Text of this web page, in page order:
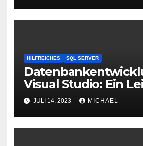
HILFREICHES SQL SERVER
Visual Studio: Ein
zur Einrichtung und
Konfiguration
JULI 14, 2023 MICHAEL